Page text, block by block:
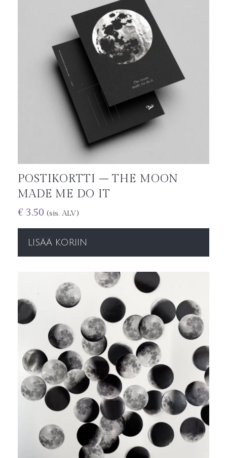
POSTIKORTTI – THE MOON
MADE ME DO IT
€ 3.50 (sis. ALV)
LISÄÄ KORIIN